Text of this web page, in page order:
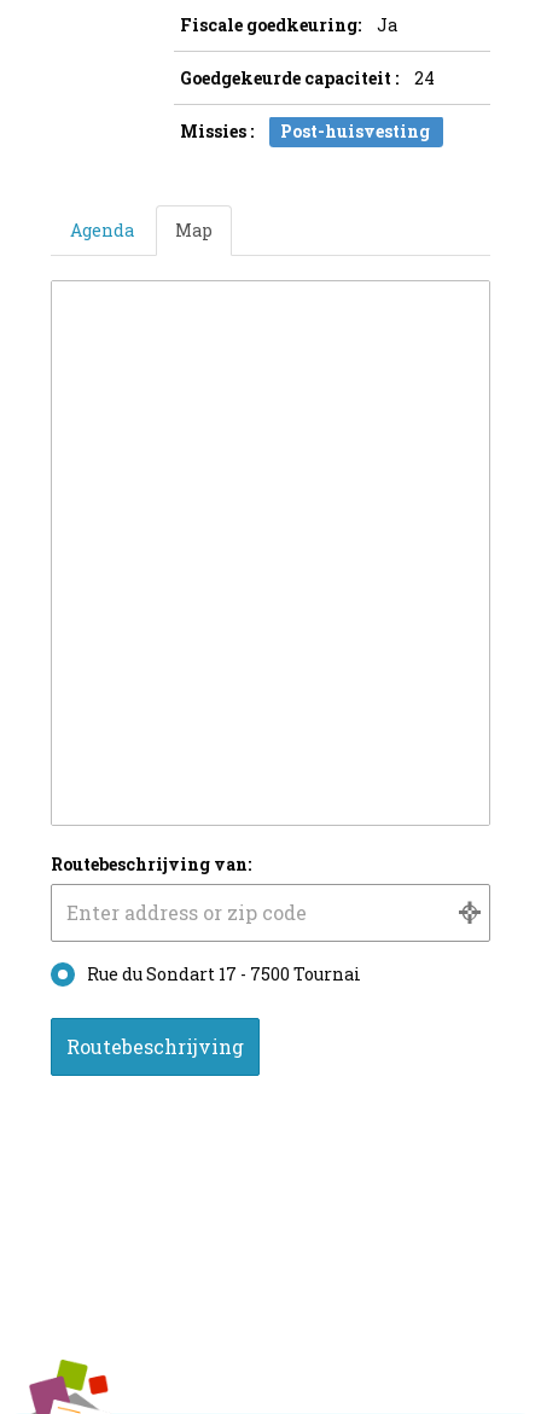
Fiscale goedkeuring: Ja
Goedgekeurde capaciteit : 24
Missies : Post-huisvesting
Agenda Map
Routebeschrijving van:
Rue du Sondart 17 - 7500 Tournai